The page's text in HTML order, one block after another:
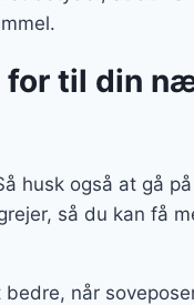
for til din
husk også at gå
så du kan få
når